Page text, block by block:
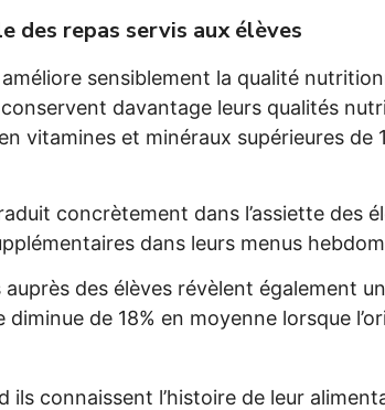
des repas servis aux élèves
sensiblement la qualité
davantage leurs qualités
vitamines et minéraux supérieures
concrètement dans l’assiette des
dans leurs menus
des élèves révèlent également
de 18% en moyenne lorsque
ils connaissent l’histoire de leur